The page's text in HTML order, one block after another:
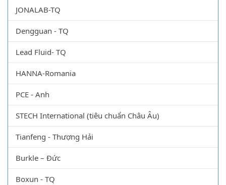
JONALAB-TQ
Dengguan - TQ
Lead Fluid- TQ
HANNA-Romania
PCE - Anh
STECH International (tiêu chuẩn Châu Âu)
Tianfeng - Thượng Hải
Burkle – Đức
Boxun - TQ